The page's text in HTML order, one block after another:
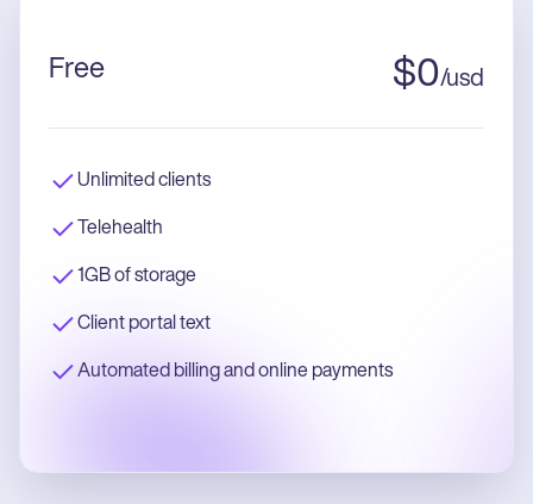
Free $0/usd
Unlimited clients
Telehealth
1GB of storage
Client portal text
Automated billing and online payments